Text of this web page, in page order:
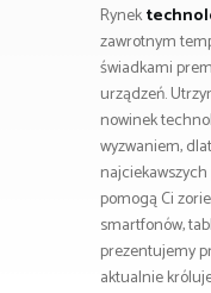
Rynek
zawrotnym
świadkami
urządzeń.
nowinek
wyzwaniem,
pomogą Ci
smartfonów,
prezentujemy
aktualnie